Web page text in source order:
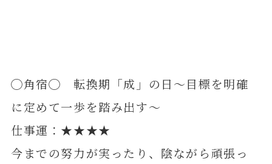
◯角宿◯ 転換期「成」の日～目標を明確
に定めて一歩を踏み出す～
仕事運：★★★★
今までの努力が実ったり、陰ながら頑張っ